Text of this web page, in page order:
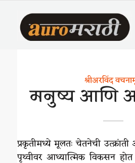
श्रीअरविंद
मनुष्य आणि
प्रकृतीमध्ये मूलतः चेतनेची
पृथ्वीवर आध्यात्मिक विकसन